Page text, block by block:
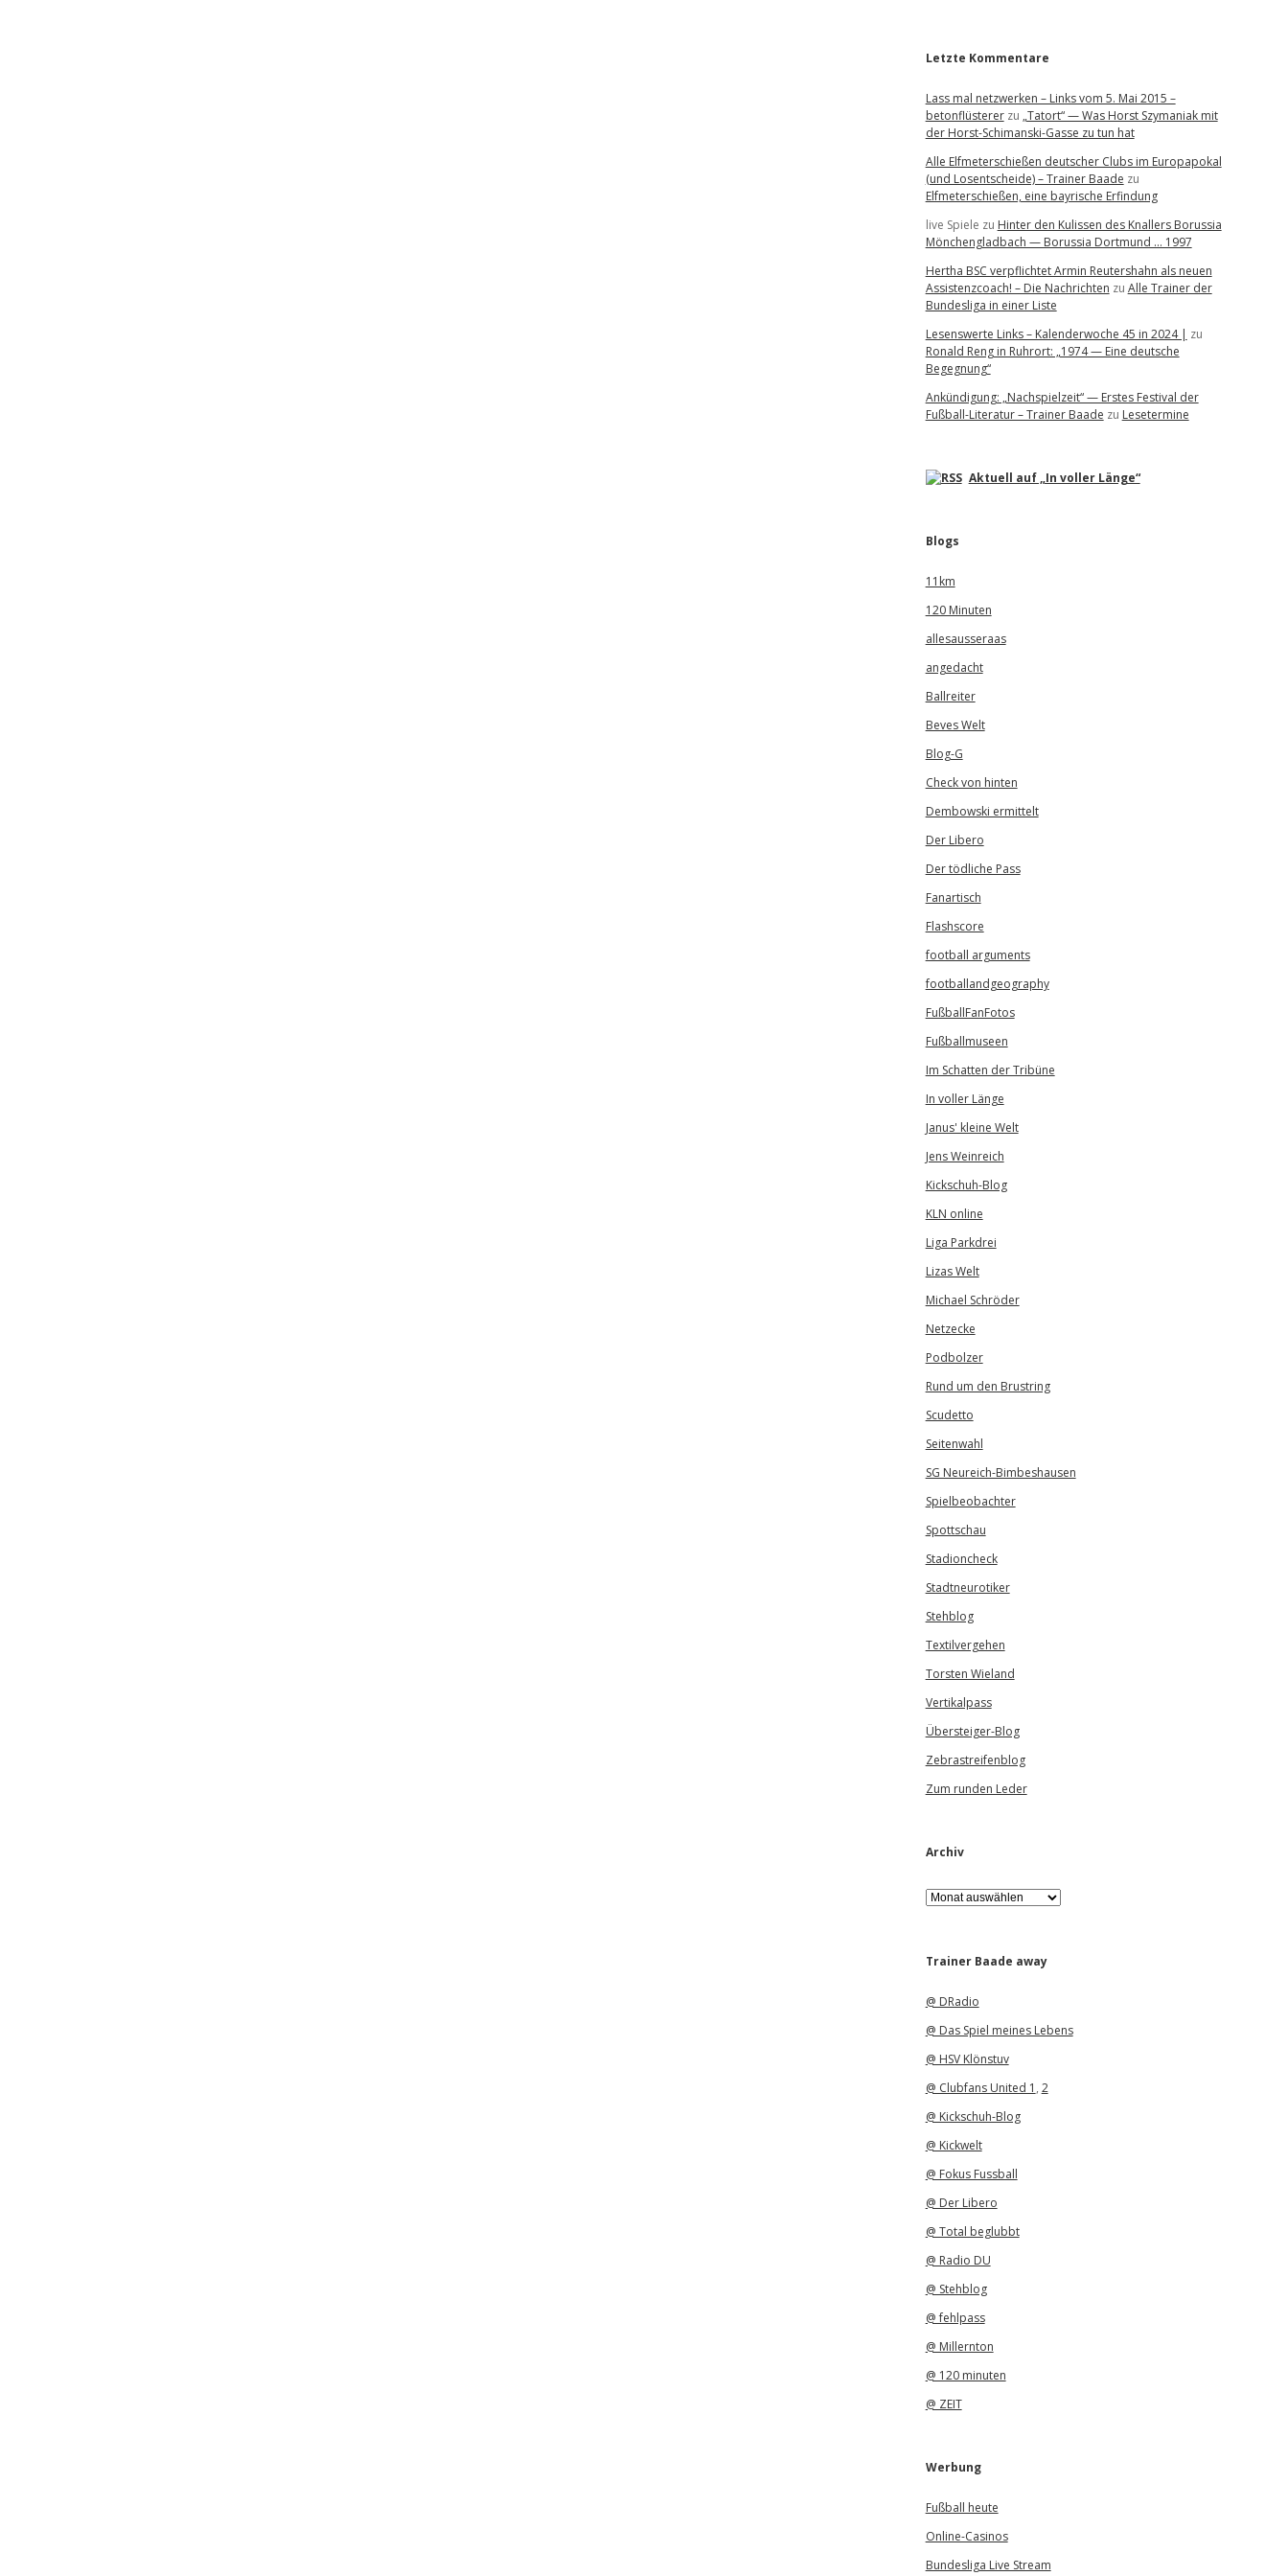
Letzte Kommentare
Lass mal netzwerken – Links vom 5. Mai 2015 –
betonflüstererzu „Tatort“ — Was Horst Szymaniak mit
der Horst-Schimanski-Gasse zu tun hat
Alle Elfmeterschießen deutscher Clubs im Europapokal
(und Losentscheide) – Trainer Baade zu
Elfmeterschießen, eine bayrische Erfindung
live Spiele zu Hinter den Kulissen des Knallers Borussia
Mönchengladbach — Borussia Dortmund … 1997
Hertha BSC verpflichtet Armin Reutershahn als neuen
Assistenzcoach! – Die Nachrichten zu Alle Trainer der
Bundesliga in einer Liste
Lesenswerte Links – Kalenderwoche 45 in 2024 | zu
Ronald Reng in Ruhrort: „1974 — Eine deutsche
Begegnung“
Ankündigung: „Nachspielzeit“ — Erstes Festival der
Fußball-Literatur – Trainer Baade zu Lesetermine
Aktuell auf „In voller Länge“
Blogs
11km
120 Minuten
allesausseraas
angedacht
Ballreiter
Beves Welt
Blog-G
Check von hinten
Dembowski ermittelt
Der Libero
Der tödliche Pass
Fanartisch
Flashscore
football arguments
footballandgeography
FußballFanFotos
Fußballmuseen
Im Schatten der Tribüne
In voller Länge
Janus' kleine Welt
Jens Weinreich
Kickschuh-Blog
KLN online
Liga Parkdrei
Lizas Welt
Michael Schröder
Netzecke
Podbolzer
Rund um den Brustring
Scudetto
Seitenwahl
SG Neureich-Bimbeshausen
Spielbeobachter
Spottschau
Stadioncheck
Stadtneurotiker
Stehblog
Textilvergehen
Torsten Wieland
Vertikalpass
Übersteiger-Blog
Zebrastreifenblog
Zum runden Leder
Archiv
A
r
iTrainer Baade away
@ DRadio
@ Das Spiel meines Lebens
@ HSV Klönstuv
@ Clubfans United 1 , 2
@ Kickschuh-Blog
@ Kickwelt
@ Fokus Fussball
@ Der Libero
@ Total beglubbt
@ Radio DU
@ Stehblog
@ fehlpass
@ Millernton
@ 120 minuten
@ ZEIT
Werbung
Fußball heute
Online-Casinos
Bundesliga Live Stream